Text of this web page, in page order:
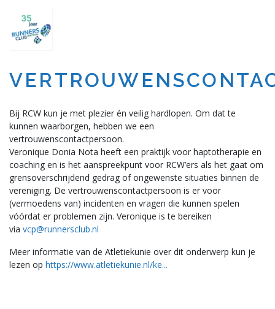
Bij RCW kun je met plezier én veilig hardlopen. Om dat te
kunnen waarborgen, hebben we een
vertrouwenscontactpersoon.
Veronique Donia Nota heeft een praktijk voor haptotherapie en
coaching en is het aanspreekpunt voor RCW’ers als het gaat om
grensoverschrijdend gedrag of ongewenste situaties binnen de
vereniging. De vertrouwenscontactpersoon is er voor
(vermoedens van) incidenten en vragen die kunnen spelen
vóórdat er problemen zijn. Veronique is te bereiken
via vcp@runnersclub.nl
Meer informatie van de Atletiekunie over dit onderwerp kun je
lezen op https://www.atletiekunie.nl/ke...